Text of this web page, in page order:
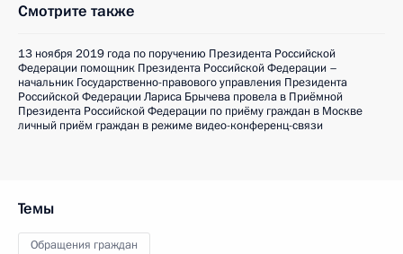
Смотрите также
13 ноября 2019 года по поручению Президента Российской
Федерации помощник Президента Российской Федерации –
начальник Государственно-правового управления Президента
Российской Федерации Лариса Брычева провела в Приёмной
Президента Российской Федерации по приёму граждан в Москве
личный приём граждан в режиме видео-конференц-связи
Темы
Обращения граждан